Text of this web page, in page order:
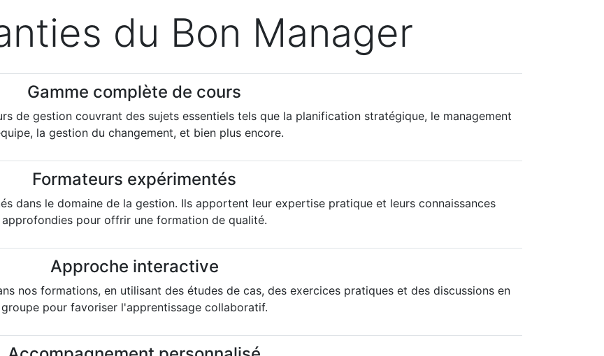
du Bon Manager
Gamme complète de cours
de gestion couvrant des sujets essentiels tels que la planification stratégique, le management
la gestion du changement, et bien plus encore.
Formateurs expérimentés
dans le domaine de la gestion. Ils apportent leur expertise pratique et leurs connaissances
approfondies pour offrir une formation de qualité.
Approche interactive
nos formations, en utilisant des études de cas, des exercices pratiques et des discussions en
groupe pour favoriser l'apprentissage collaboratif.